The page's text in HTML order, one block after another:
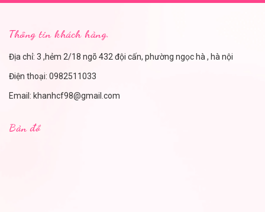
Thông tin khách hàng.
Địa chỉ: 3 ,hẻm 2/18 ngõ 432 đội cấn, phường ngọc hà , hà nội
Điện thoại: 0982511033
Email: khanhcf98@gmail.com
Bản đồ